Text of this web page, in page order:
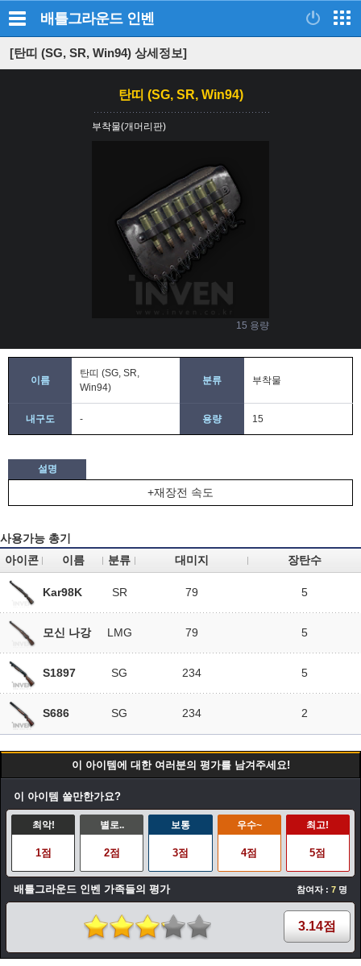
배틀그라운드 인벤
[탄띠 (SG, SR, Win94) 상세정보]
탄띠 (SG, SR, Win94)
부착물(개머리판)
15 용량
이름
탄띠 (SG, SR,
Win94)
분류 부착물
내구도 - 용량 15
설명
+재장전 속도
사용가능 총기
아이콘
이름 분류 대미지 장탄수
Kar98K SR 79 5
모신 나강 LMG 79 5
S1897 SG 234 5
S686 SG 234 2
이 아이템에 대한 여러분의 평가를 남겨주세요!
이 아이템 쓸만한가요?
최악!
1점
별로..
2점
보통
3점
우수~
4점
최고!
5점
배틀그라운드 인벤 가족들의 평가 참여자 : 7 명
3.14점